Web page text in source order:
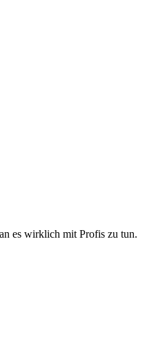
es wirklich mit Profis zu tun.